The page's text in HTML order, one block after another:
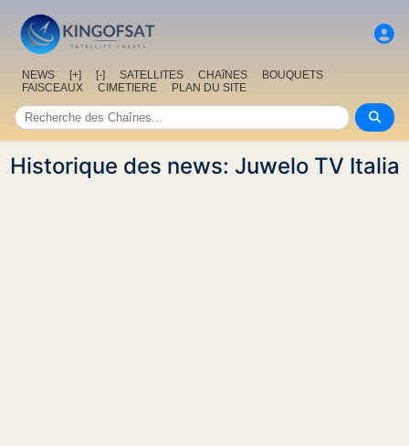
NEWS [+] [-] SATELLITES CHAîNES
BOUQUETS
FAISCEAUX
CIMETIERE PLAN DU SITE
Historique des news: Juwelo TV Italia